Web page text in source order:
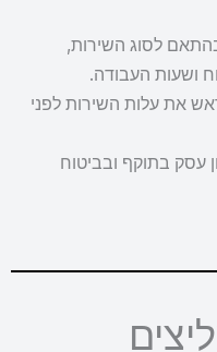
לסוג השירות,
ושעות העבודה.
את עלות השירות לפני
עסק בתוקף ובביטוח